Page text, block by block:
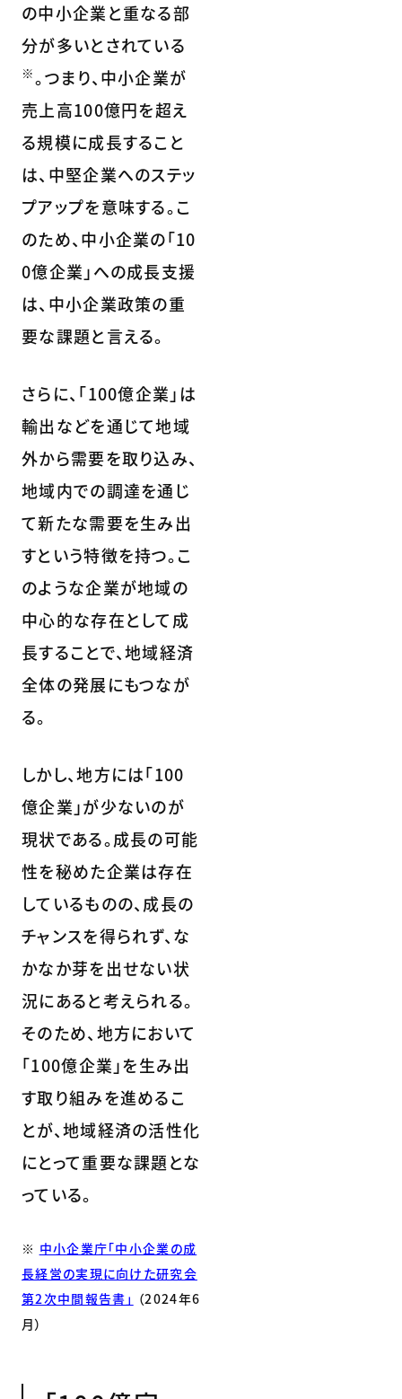
の中小企業と重なる部
分が多いとされている
※。つまり、中小企業が
売上高100億円を超え
る規模に成長すること
は、中堅企業へのステッ
プアップを意味する。こ
のため、中小企業の「10
0億企業」への成長支援
は、中小企業政策の重
要な課題と言える。
さらに、「100億企業」は
輸出などを通じて地域
外から需要を取り込み、
地域内での調達を通じ
て新たな需要を生み出
すという特徴を持つ。こ
のような企業が地域の
中心的な存在として成
長することで、地域経済
全体の発展にもつなが
る。
しかし、地方には「100
億企業」が少ないのが
現状である。成長の可能
性を秘めた企業は存在
しているものの、成長の
チャンスを得られず、な
かなか芽を出せない状
況にあると考えられる。
そのため、地方において
「100億企業」を生み出
す取り組みを進めるこ
とが、地域経済の活性化
にとって重要な課題とな
っている。
※ 中小企業庁「中小企業の成
長経営の実現に向けた研究会
第2次中間報告書」 （2024年6
月）